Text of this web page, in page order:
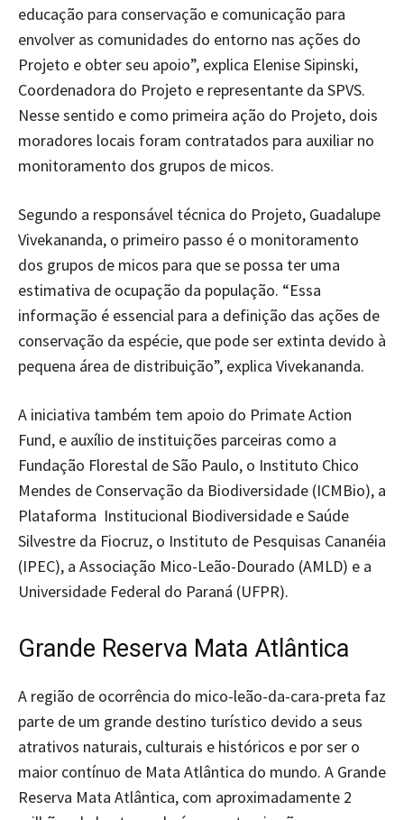
educação para conservação e comunicação para
envolver as comunidades do entorno nas ações do
Projeto e obter seu apoio”, explica Elenise Sipinski,
Coordenadora do Projeto e representante da SPVS.
Nesse sentido e como primeira ação do Projeto, dois
moradores locais foram contratados para auxiliar no
monitoramento dos grupos de micos.
Segundo a responsável técnica do Projeto, Guadalupe
Vivekananda, o primeiro passo é o monitoramento
dos grupos de micos para que se possa ter uma
estimativa de ocupação da população. “Essa
informação é essencial para a definição das ações de
conservação da espécie, que pode ser extinta devido à
pequena área de distribuição”, explica Vivekananda.
A iniciativa também tem apoio do Primate Action
Fund, e auxílio de instituições parceiras como a
Fundação Florestal de São Paulo, o Instituto Chico
Mendes de Conservação da Biodiversidade (ICMBio), a
Plataforma Institucional Biodiversidade e Saúde
Silvestre da Fiocruz, o Instituto de Pesquisas Cananéia
(IPEC), a Associação Mico-Leão-Dourado (AMLD) e a
Universidade Federal do Paraná (UFPR).
Grande Reserva Mata Atlântica
A região de ocorrência do mico-leão-da-cara-preta faz
parte de um grande destino turístico devido a seus
atrativos naturais, culturais e históricos e por ser o
maior contínuo de Mata Atlântica do mundo. A Grande
Reserva Mata Atlântica, com aproximadamente 2